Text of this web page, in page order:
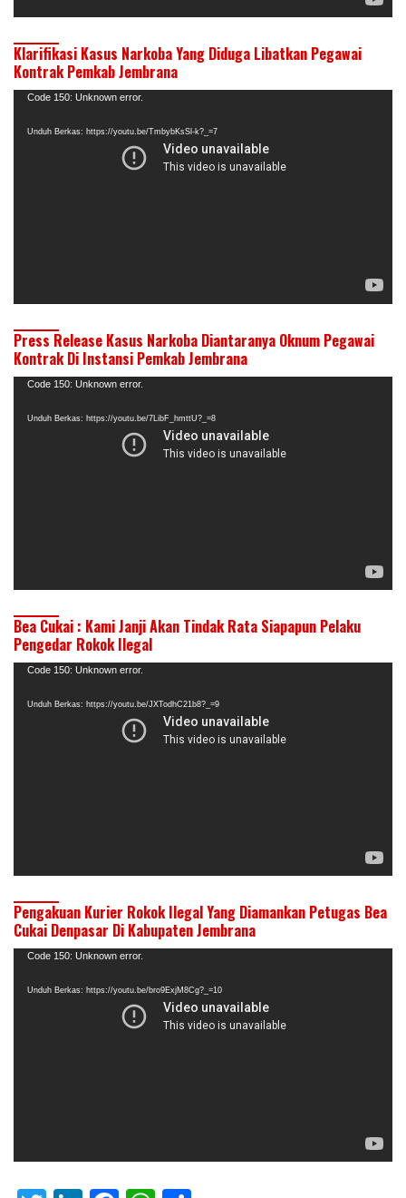
Klarifikasi Kasus Narkoba Yang Diduga Libatkan Pegawai
Kontrak Pemkab Jembrana
Pemutar
Code 150: Unknown error.
Unduh Berkas: https://youtu.be/TmbybKsSl-k?_=7
Press Release Kasus Narkoba Diantaranya Oknum Pegawai
Kontrak Di Instansi Pemkab Jembrana
Pemutar
Code 150: Unknown error.
Unduh Berkas: https://youtu.be/7LibF_hmttU?_=8
Bea Cukai : Kami Janji Akan Tindak Rata Siapapun Pelaku
Pengedar Rokok Ilegal
Pemutar
Code 150: Unknown error.
Unduh Berkas: https://youtu.be/JXTodhC21b8?_=9
Pengakuan Kurier Rokok Ilegal Yang Diamankan Petugas Bea
Cukai Denpasar Di Kabupaten Jembrana
Pemutar
Code 150: Unknown error.
Unduh Berkas: https://youtu.be/bro9ExjM8Cg?_=10